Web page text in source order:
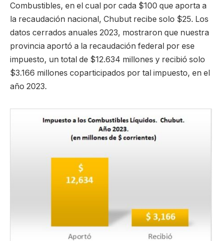
Combustibles, en el cual por cada $100 que aporta a
la recaudación nacional, Chubut recibe solo $25. Los
datos cerrados anuales 2023, mostraron que nuestra
provincia aportó a la recaudación federal por ese
impuesto, un total de $12.634 millones y recibió solo
$3.166 millones coparticipados por tal impuesto, en el
año 2023.